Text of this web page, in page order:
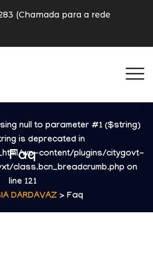
(Chamada para a rede
Faq
null to parameter #1 ($string)
is deprecated in
wp-content/plugins/citygovt-
class.bcn_breadcrumb.php on
line 121
DARDAVAZ > Faq